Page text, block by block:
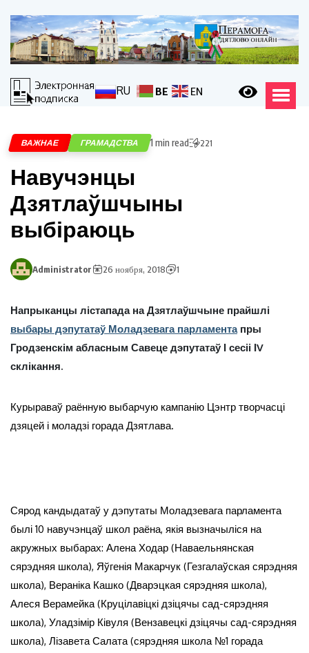
RU BE EN
ВАЖНАЕ ГРАМАДСТВА 1 min read 221
Навучэнцы
Дзятлаўшчыны
выбіраюць
Administrator 26 ноября, 2018 1
Напрыканцы лістапада на Дзятлаўшчыне прайшлі
выбары дэпутатаў Моладзевага парламентапры
Гродзенскім абласным Савеце дэпутатаў І сесіі ІV
склікання.
Курыраваў раённую выбарчую кампанію Цэнтр творчасці
дзяцей і моладзі горада Дзятлава.
Сярод кандыдатаў у дэпутаты Моладзевага парламента
былі 10 навучэнцаў школ раёна, якія вызначыліся на
акружных выбарах: Алена Ходар (Наваельнянская
сярэдняя школа), Яўгенія Макарчук (Гезгалаўская сярэдняя
школа), Вераніка Кашко (Дварэцкая сярэдняя школа),
Алеся Верамейка (Круцілавіцкі дзіцячы сад-сярэдняя
школа), Уладзімір Ківуля (Вензавецкі дзіцячы сад-сярэдняя
школа), Лізавета Салата (сярэдняя школа №1 горада